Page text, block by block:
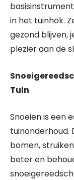
in het tuinhok.
gezond blijven,
plezier aan de
Tuin
Snoeien is een
tuinonderhoud.
bomen,
beter en